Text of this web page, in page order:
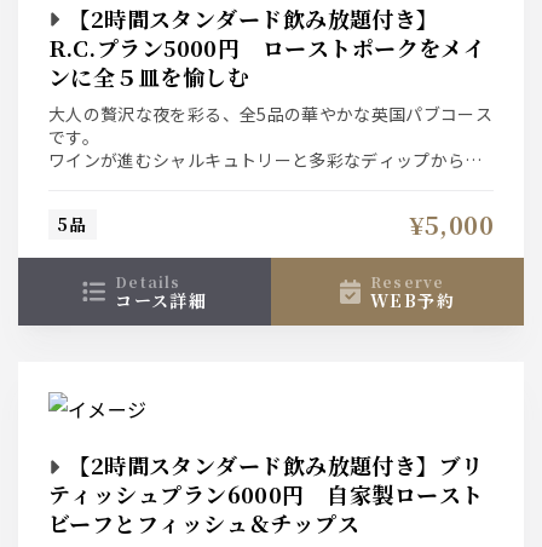
【2時間スタンダード飲み放題付き】
R.C.プラン5000円 ローストポークをメイ
ンに全５皿を愉しむ
大人の贅沢な夜を彩る、全5品の華やかな英国パブコース
です。
ワインが進むシャルキュトリーと多彩なディップから始
盛り上げます。
ローストポーク。
〆のバジルペンネまで絶品が続く贅沢なひとときを。
5品 ¥5,000
details
コース詳細
reserve
WEB予約
【2時間スタンダード飲み放題付き】ブリ
ティッシュプラン6000円 自家製ロースト
ビーフとフィッシュ＆チップス